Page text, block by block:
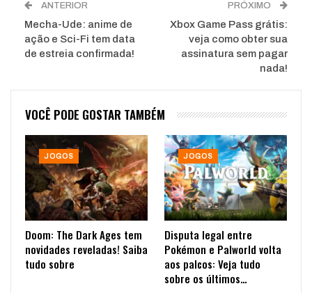
ANTERIOR
Mecha-Ude: anime de
ação e Sci-Fi tem data
de estreia confirmada!
PRÓXIMO
Xbox Game Pass grátis:
veja como obter sua
assinatura sem pagar
nada!
VOCÊ PODE GOSTAR TAMBÉM
JOGOS
Doom: The Dark Ages tem
novidades reveladas! Saiba
tudo sobre
JOGOS
Disputa legal entre
Pokémon e Palworld volta
aos palcos: Veja tudo
sobre os últimos…